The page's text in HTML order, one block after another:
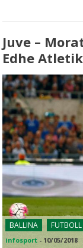
Juve –
Edhe
BALLINA FUTBOLL
infosport - 10/05/2018